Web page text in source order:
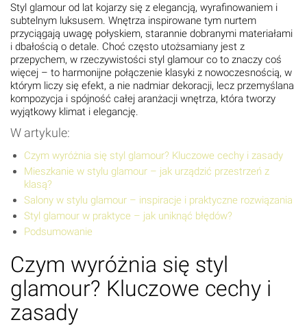
Styl glamour od lat kojarzy się z elegancją, wyrafinowaniem i
subtelnym luksusem. Wnętrza inspirowane tym nurtem
przyciągają uwagę połyskiem, starannie dobranymi materiałami
i dbałością o detale. Choć często utożsamiany jest z
przepychem, w rzeczywistości styl glamour co to znaczy coś
więcej – to harmonijne połączenie klasyki z nowoczesnością, w
którym liczy się efekt, a nie nadmiar dekoracji, lecz przemyślana
kompozycja i spójność całej aranżacji wnętrza, która tworzy
wyjątkowy klimat i elegancję.
W artykule:
Czym wyróżnia się styl glamour? Kluczowe cechy i zasady
Mieszkanie w stylu glamour – jak urządzić przestrzeń z
klasą?
Salony w stylu glamour – inspiracje i praktyczne rozwiązania
Styl glamour w praktyce – jak uniknąć błędów?
Podsumowanie
Czym wyróżnia się styl
glamour? Kluczowe cechy i
zasady